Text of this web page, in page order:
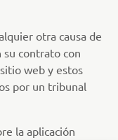
otra causa de
su contrato con
web y estos
por un tribunal
la aplicación